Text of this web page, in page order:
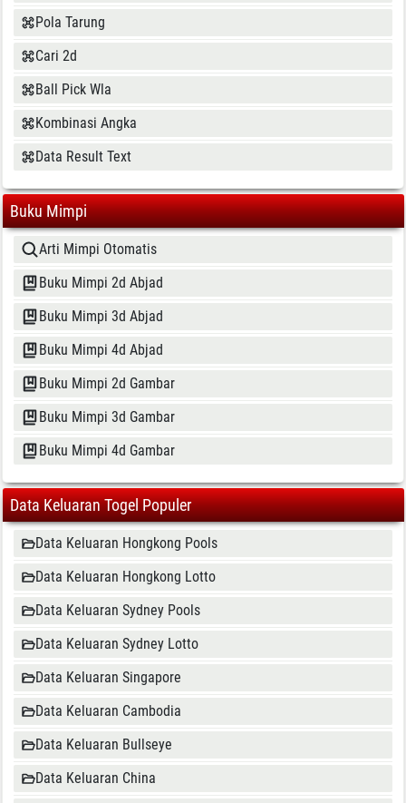
Pola Tarung
Cari 2d
Ball Pick Wla
Kombinasi Angka
Data Result Text
Buku Mimpi
Arti Mimpi Otomatis
Buku Mimpi 2d Abjad
Buku Mimpi 3d Abjad
Buku Mimpi 4d Abjad
Buku Mimpi 2d Gambar
Buku Mimpi 3d Gambar
Buku Mimpi 4d Gambar
Data Keluaran Togel Populer
Data Keluaran Hongkong Pools
Data Keluaran Hongkong Lotto
Data Keluaran Sydney Pools
Data Keluaran Sydney Lotto
Data Keluaran Singapore
Data Keluaran Cambodia
Data Keluaran Bullseye
Data Keluaran China